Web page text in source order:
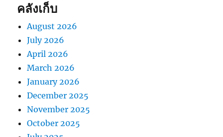
คลังเก็บ
August 2026
July 2026
April 2026
March 2026
January 2026
December 2025
November 2025
October 2025